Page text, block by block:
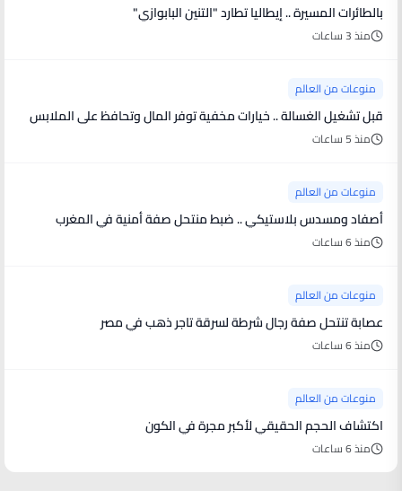
بالطائرات المسيرة .. إيطاليا تطارد "التنين البابوازي"
منذ 3 ساعات
منوعات من العالم
قبل تشغيل الغسالة .. خيارات مخفية توفر المال وتحافظ على الملابس
منذ 5 ساعات
منوعات من العالم
أصفاد ومسدس بلاستيكي .. ضبط منتحل صفة أمنية في المغرب
منذ 6 ساعات
منوعات من العالم
عصابة تنتحل صفة رجال شرطة لسرقة تاجر ذهب في مصر
منذ 6 ساعات
منوعات من العالم
اكتشاف الحجم الحقيقي لأكبر مجرة في الكون
منذ 6 ساعات